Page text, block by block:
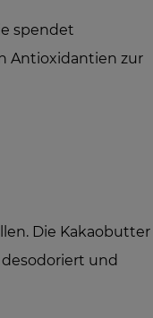
spendet
Antioxidantien zur
Die Kakaobutter
und